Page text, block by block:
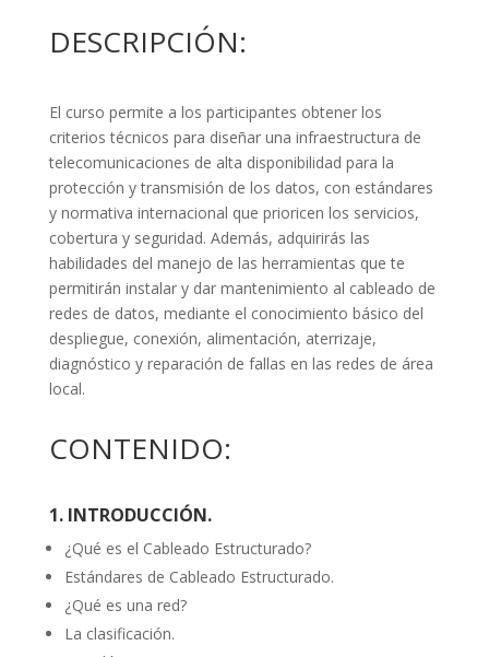
DESCRIPCIÓN:
El curso permite a los participantes obtener los
criterios técnicos para diseñar una infraestructura de
telecomunicaciones de alta disponibilidad para la
protección y transmisión de los datos, con estándares
y normativa internacional que prioricen los servicios,
cobertura y seguridad. Además, adquirirás las
habilidades del manejo de las herramientas que te
permitirán instalar y dar mantenimiento al cableado de
redes de datos, mediante el conocimiento básico del
despliegue, conexión, alimentación, aterrizaje,
diagnóstico y reparación de fallas en las redes de área
local.
CONTENIDO:
1. INTRODUCCIÓN.
¿Qué es el Cableado Estructurado?
Estándares de Cableado Estructurado.
¿Qué es una red?
La clasificación.